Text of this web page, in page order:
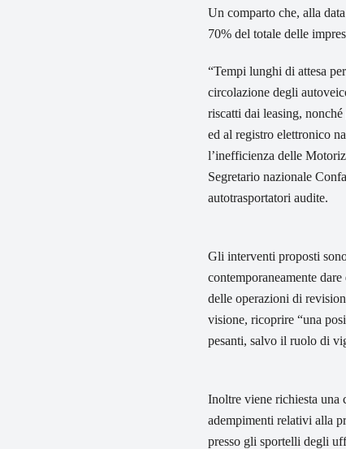
Un comparto che, alla
70% del totale delle
“Tempi lunghi di attesa
circolazione degli
riscatti dai leasing,
ed al registro elettronico
l’inefficienza delle
Segretario nazionale
autotrasportatori audite.
Gli interventi proposti
contemporaneamente
delle operazioni di
visione, ricoprire “una
pesanti, salvo il ruolo di
Inoltre viene richiesta una
adempimenti relativi alla
presso gli sportelli degli